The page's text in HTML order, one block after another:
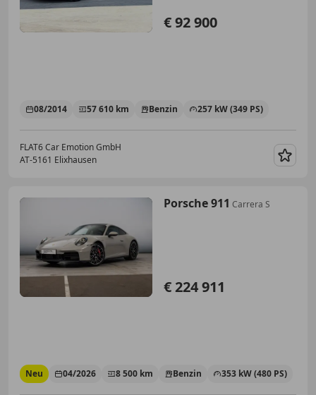
€ 92 900
08/2014 57 610 km Benzin 257 kW (349 PS)
FLAT6 Car Emotion GmbH
AT-5161 Elixhausen
Porsche 911 Carrera S
€ 224 911
Neu 04/2026 8 500 km Benzin 353 kW (480 PS)